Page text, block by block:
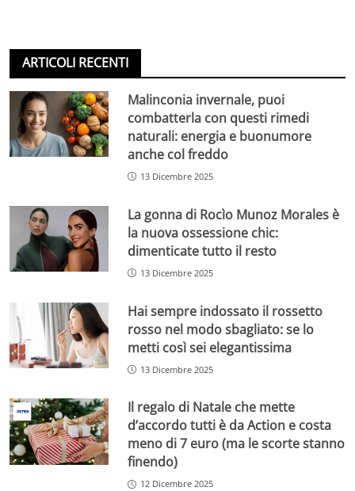
ARTICOLI RECENTI
Malinconia invernale, puoi
combatterla con questi rimedi
naturali: energia e buonumore
anche col freddo
13 Dicembre 2025
La gonna di Rocìo Munoz Morales è
la nuova ossessione chic:
dimenticate tutto il resto
13 Dicembre 2025
Hai sempre indossato il rossetto
rosso nel modo sbagliato: se lo
metti così sei elegantissima
13 Dicembre 2025
Il regalo di Natale che mette
d’accordo tutti è da Action e costa
meno di 7 euro (ma le scorte stanno
finendo)
12 Dicembre 2025